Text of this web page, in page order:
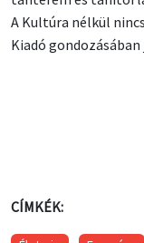
A Kultúra nélkül
Kiadó
CÍMKÉK: